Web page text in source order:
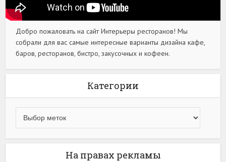
Добро пожаловать на сайт Интерьеры ресторанов! Мы
собрали для вас самые интересные варианты дизайна кафе,
баров, ресторанов, бистро, закусочных и кофеен.
Категории
На правах рекламы